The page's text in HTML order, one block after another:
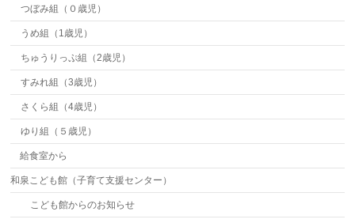
つぼみ組（０歳児）
うめ組（1歳児）
ちゅうりっぷ組（2歳児）
すみれ組（3歳児）
さくら組（4歳児）
ゆり組（５歳児）
給食室から
和泉こども館（子育て支援センター）
こども館からのお知らせ